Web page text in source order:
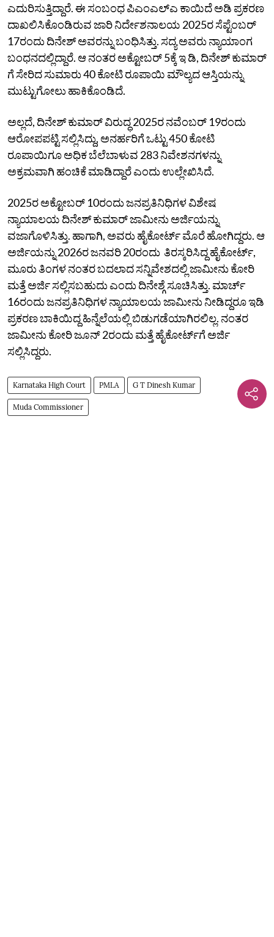
ಎದುರಿಸುತ್ತಿದ್ದಾರೆ. ಈ ಸಂಬಂಧ ಪಿಎಂಎಲ್ಎ ಕಾಯಿದೆ ಅಡಿ ಪ್ರಕರಣ
ದಾಖಲಿಸಿಕೊಂಡಿರುವ ಜಾರಿ ನಿರ್ದೇಶನಾಲಯ 2025ರ ಸೆಪ್ಟೆಂಬರ್‌
17ರಂದು ದಿನೇಶ್​​ ಅವರನ್ನು ಬಂಧಿಸಿತ್ತು. ಸದ್ಯ ಅವರು ನ್ಯಾಯಾಂಗ
ಬಂಧನದಲ್ಲಿದ್ದಾರೆ. ಆ ನಂತರ ಅಕ್ಟೋಬರ್‌ 5ಕ್ಕೆ ಇ ಡಿ, ದಿನೇಶ್ ಕುಮಾರ್​
ಗೆ ಸೇರಿದ ಸುಮಾರು 40 ಕೋಟಿ ರೂಪಾಯಿ ಮೌಲ್ಯದ ಆಸ್ತಿಯನ್ನು
ಮುಟ್ಟುಗೋಲು ಹಾಕಿಕೊಂಡಿದೆ.
ಅಲ್ಲದೆ, ದಿನೇಶ್ ಕುಮಾರ್ ವಿರುದ್ಧ 2025ರ ನವೆಂಬರ್‌ 19ರಂದು
ಆರೋಪಪಟ್ಟಿ ಸಲ್ಲಿಸಿದ್ದು, ಅನರ್ಹರಿಗೆ ಒಟ್ಟು 450 ಕೋಟಿ
ರೂಪಾಯಿಗೂ ಅಧಿಕ ಬೆಲೆಬಾಳುವ 283 ನಿವೇಶನಗಳನ್ನು
ಅಕ್ರಮವಾಗಿ ಹಂಚಿಕೆ ಮಾಡಿದ್ದಾರೆ ಎಂದು ಉಲ್ಲೇಖಿಸಿದೆ.
2025ರ ಅಕ್ಟೋಬರ್‌ 10ರಂದು ಜನಪ್ರತಿನಿಧಿಗಳ ವಿಶೇಷ
ನ್ಯಾಯಾಲಯ ದಿನೇಶ್ ಕುಮಾರ್ ಜಾಮೀನು ಅರ್ಜಿಯನ್ನು
ವಜಾಗೊಳಿಸಿತ್ತು. ಹಾಗಾಗಿ, ಅವರು ಹೈಕೋರ್ಟ್ ಮೊರೆ ಹೋಗಿದ್ದರು. ಆ
ಅರ್ಜಿಯನ್ನು 2026ರ ಜನವರಿ 20ರಂದು ತಿರಸ್ಕರಿಸಿದ್ದ ಹೈಕೋರ್ಟ್,
ಮೂರು ತಿಂಗಳ ನಂತರ ಬದಲಾದ ಸನ್ನಿವೇಶದಲ್ಲಿ ಜಾಮೀನು ಕೋರಿ
ಮತ್ತೆ ಅರ್ಜಿ ಸಲ್ಲಿಸಬಹುದು ಎಂದು ದಿನೇಶ್ಗೆ ಸೂಚಿಸಿತ್ತು. ಮಾರ್ಚ್‌
16ರಂದು ಜನಪ್ರತಿನಿಧಿಗಳ ನ್ಯಾಯಾಲಯ ಜಾಮೀನು ನೀಡಿದ್ದರೂ ಇಡಿ
ಪ್ರಕರಣ ಬಾಕಿಯಿದ್ದ ಹಿನ್ನೆಲೆಯಲ್ಲಿ ಬಿಡುಗಡೆಯಾಗಿರಲಿಲ್ಲ. ನಂತರ
ಜಾಮೀನು ಕೋರಿ ಜೂನ್‌ 2ರಂದು ಮತ್ತೆ ಹೈಕೋರ್ಟ್‌ಗೆ ಅರ್ಜಿ
ಸಲ್ಲಿಸಿದ್ದರು.
Karnataka High Court PMLA G T Dinesh Kumar
Muda Commissioner